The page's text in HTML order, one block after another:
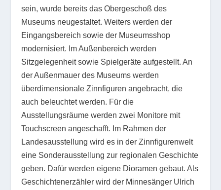
sein, wurde bereits das Obergeschoß des
Museums neugestaltet. Weiters werden der
Eingangsbereich sowie der Museumsshop
modernisiert. Im Außenbereich werden
Sitzgelegenheit sowie Spielgeräte aufgestellt. An
der Außenmauer des Museums werden
überdimensionale Zinnfiguren angebracht, die
auch beleuchtet werden. Für die
Ausstellungsräume werden zwei Monitore mit
Touchscreen angeschafft. Im Rahmen der
Landesausstellung wird es in der Zinnfigurenwelt
eine Sonderausstellung zur regionalen Geschichte
geben. Dafür werden eigene Dioramen gebaut. Als
Geschichtenerzähler wird der Minnesänger Ulrich